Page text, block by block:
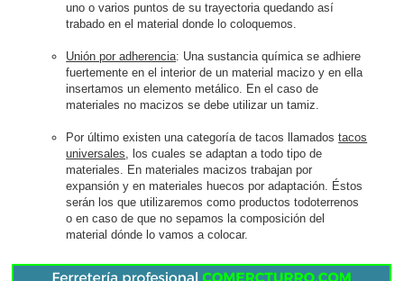
uno o varios puntos de su trayectoria quedando así
trabado en el material donde lo coloquemos.
Unión por adherencia: Una sustancia química se adhiere
fuertemente en el interior de un material macizo y en ella
insertamos un elemento metálico. En el caso de
materiales no macizos se debe utilizar un tamiz.
Por último existen una categoría de tacos llamadostacos
universales, los cuales se adaptan a todo tipo de
materiales. En materiales macizos trabajan por
expansión y en materiales huecos por adaptación. Éstos
serán los que utilizaremos como productos todoterrenos
o en caso de que no sepamos la composición del
material dónde lo vamos a colocar.